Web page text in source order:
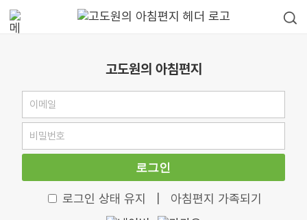
고도원의 아침편지
로그인
로그인 상태 유지 아침편지 가족되기